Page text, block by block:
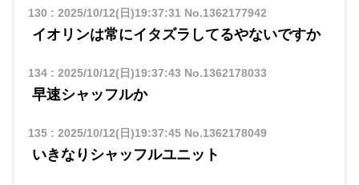
130 : 2025/10/12(日)19:37:31 No.1362177942
イオリンは常にイタズラしてるやないですか
134: 2025/10/12(日)19:37:43 No.1362178033
早速シャッフルか
135: 2025/10/12(日)19:37:45No.1362178049
いきなりシャッフルユニット